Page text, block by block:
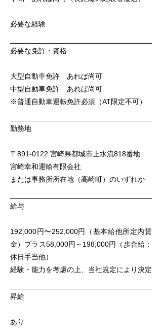
必要な経験
必要な免許・資格
大型自動車免許 あれば尚可
中型自動車免許 あれば尚可
※普通自動車運転免許必須（AT限定不可）
勤務地
〒891-0122 宮崎県都城市上水流818番地
宮崎幸和運輸有限会社
または事務所所在地（高崎町）のいずれか
給与
192,000円〜252,000円（基本給他所定内賃
金）プラス58,000円～198,000円（歩合給；
休日手当他）
経験・能力を考慮の上、当社規定により決定
昇給
あり